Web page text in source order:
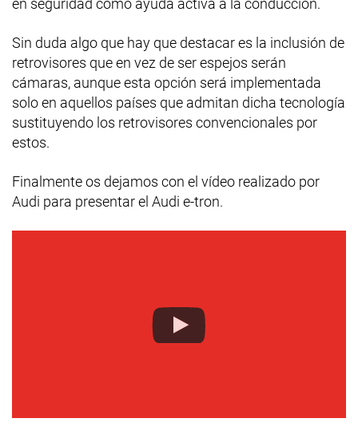
Sin duda algo que hay que destacar es la inclusión de
retrovisores que en vez de ser espejos serán
cámaras, aunque esta opción será implementada
solo en aquellos países que admitan dicha tecnología
sustituyendo los retrovisores convencionales por
estos.
Finalmente os dejamos con el vídeo realizado por
Audi para presentar el Audi e-tron.